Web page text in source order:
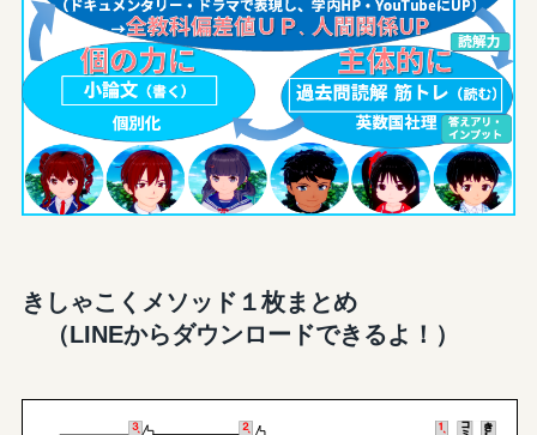
きしゃこくメソッド１枚まとめ
（LINEからダウンロードできるよ！）